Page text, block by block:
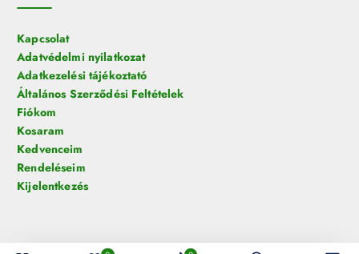
Kapcsolat
Adatvédelmi nyilatkozat
Adatkezelési tájékoztató
Általános Szerződési Feltételek
Fiókom
Kosaram
Kedvenceim
Rendeléseim
Kijelentkezés